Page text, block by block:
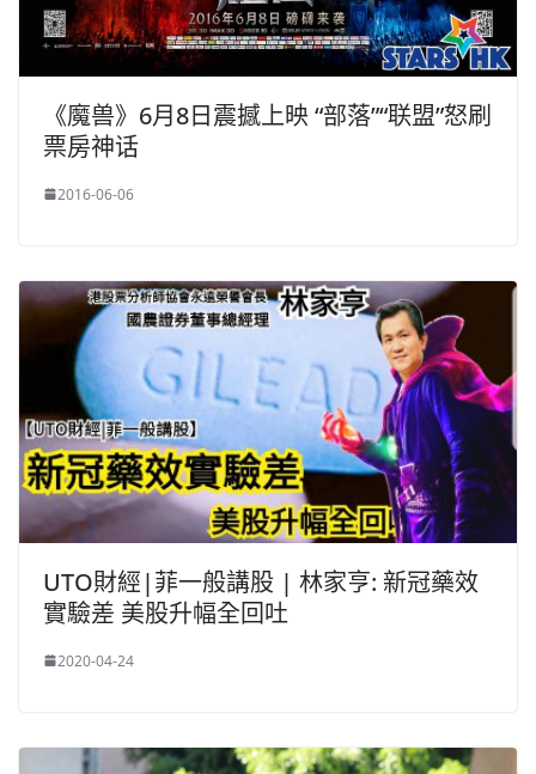
《魔兽》6月8日震撼上映 “部落”“联盟”怒刷
票房神话
2016-06-06
UTO財經|菲一般講股 | 林家亨: 新冠藥效
實驗差 美股升幅全回吐
2020-04-24